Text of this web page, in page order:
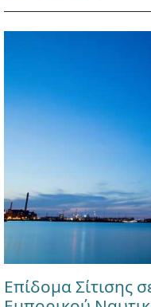
Επίδομα Σίτισης